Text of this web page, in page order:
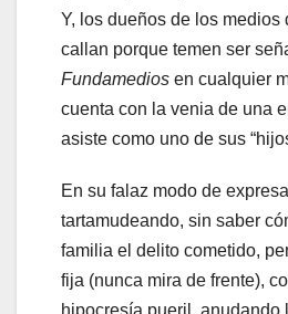
Y, los dueños de los medios
callan porque temen ser
Fundamedios en cualquier
cuenta con la venia de una
asiste como uno de sus
En su falaz modo de
tartamudeando, sin saber
familia el delito cometido,
fija (nunca mira de frente),
hipocresía pueril, anudando